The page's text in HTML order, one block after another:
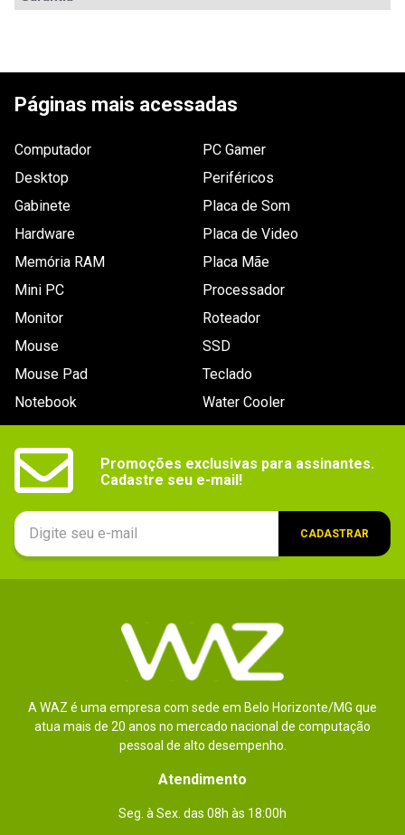
ESCREVER AVALIAÇÃO
Páginas mais acessadas
Computador
Desktop
Gabinete
Hardware
Memória RAM
Mini PC
Monitor
Mouse
Mouse Pad
Notebook
PC Gamer
Periféricos
Placa de Som
Placa de Video
Placa Mãe
Processador
Roteador
SSD
Teclado
Water Cooler
Promoções exclusivas para assinantes.
Cadastre seu e-mail!
CADASTRAR
A WAZ é uma empresa com sede em Belo Horizonte/MG que
atua mais de 20 anos no mercado nacional de computação
pessoal de alto desempenho.
Atendimento
Seg. à Sex. das 08h às 18:00h